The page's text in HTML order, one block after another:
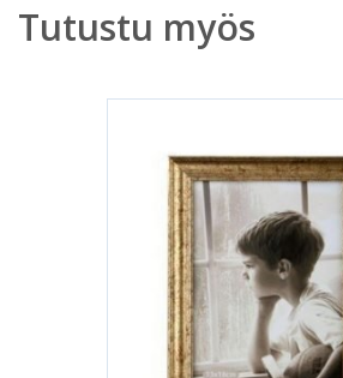
Tutustu myös